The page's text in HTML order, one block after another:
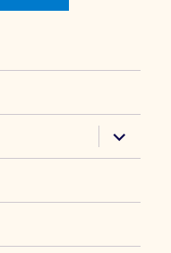
展
開
子